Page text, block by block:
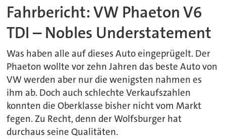
Fahrbericht: VW Phaeton V6
TDI – Nobles Understatement
Was haben alle auf dieses Auto eingeprügelt. Der
Phaeton wollte vor zehn Jahren das beste Auto von
VW werden aber nur die wenigsten nahmen es
ihm ab. Doch auch schlechte Verkaufszahlen
konnten die Oberklasse bisher nicht vom Markt
fegen. Zu Recht, denn der Wolfsburger hat
durchaus seine Qualitäten.